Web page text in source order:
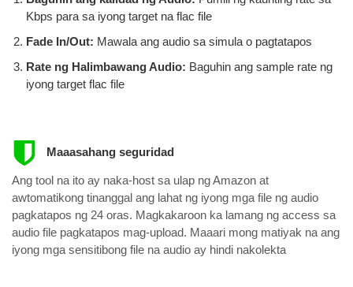
Kbps para sa iyong target na flac file
Fade In/Out: Mawala ang audio sa simula o pagtatapos
Rate ng Halimbawang Audio: Baguhin ang sample rate ng
iyong target flac file
Maaasahang seguridad
Ang tool na ito ay naka-host sa ulap ng Amazon at
awtomatikong tinanggal ang lahat ng iyong mga file ng audio
pagkatapos ng 24 oras. Magkakaroon ka lamang ng access sa
audio file pagkatapos mag-upload. Maaari mong matiyak na ang
iyong mga sensitibong file na audio ay hindi nakolekta